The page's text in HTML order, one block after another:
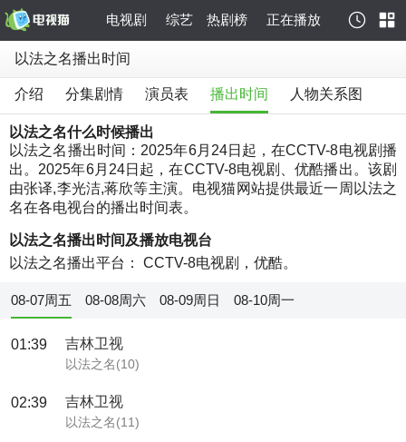
电视剧 综艺 热剧榜 正在播放
以法之名播出时间
介绍 分集剧情 演员表 播出时间 人物关系图
以法之名什么时候播出
以法之名播出时间：2025年6月24日起，在CCTV-8电视剧播
出。2025年6月24日起，在CCTV-8电视剧、优酷播出。该剧
由张译,李光洁,蒋欣等主演。电视猫网站提供最近一周以法之
名在各电视台的播出时间表。
以法之名播出时间及播放电视台
以法之名播出平台： CCTV-8电视剧，优酷。
08-07周五 08-08周六 08-09周日 08-10周一
01:39 吉林卫视
以法之名(10)
02:39 吉林卫视
以法之名(11)